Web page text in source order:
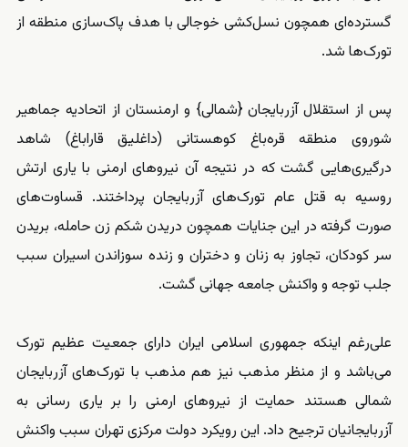
گسترده‌ای همچون نسل‌کشی خوجالی با هدف پاک‌سازی منطقه از
تورک‌ها شد.
پس از استقلال آزربایجان {شمالی} و ارمنستان از اتحادیه جماهیر
شوروی منطقه قره‌باغ کوهستانی (داغلیق قاراباغ) شاهد
درگیری‌هایی گشت که در نتیجه آن نیروهای ارمنی با یاری ارتش
روسیه به قتل عام تورک‌های آزربایجان پرداختند. قساوت‌های
صورت گرفته در این جنایات همچون دریدن شکم زن حامله، بریدن
سر کودکان، تجاوز به زنان و دختران و زنده سوزاندن اسیران سبب
جلب توجه و واکنش جامعه جهانی گشت.
علی‌رغم اینکه جمهوری اسلامی ایران دارای جمعیت عظیم تورک
می‌باشد و از منظر مذهب نیز هم مذهب با تورک‌های آزربایجان
شمالی هستند حمایت از نیروهای ارمنی را بر یاری رسانی به
آزربایجانیان ترجیح داد. این رویکرد دولت مرکزی تهران سبب واکنش